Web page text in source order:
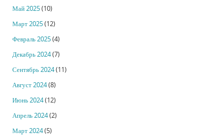
Май 2025(10)
Март 2025(12)
Февраль 2025(4)
Декабрь 2024(7)
Сентябрь 2024(11)
Август 2024(8)
Июнь 2024(12)
Апрель 2024(2)
Март 2024(5)